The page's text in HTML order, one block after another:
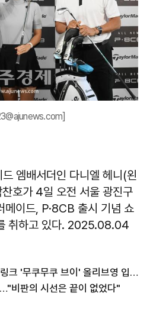
엠배서더인 다니엘 헤니(왼
호가 4일 오전 서울 광진구
메이드, P·8CB 출시 기념 쇼
취하고 있다. 2025.08.04
테일러팜스, 제로슈가 드링크 '무쿠무쿠 브이' 올리브영 입점
비판의 시선은 끝이 없었다"